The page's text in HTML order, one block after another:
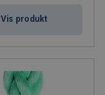
Vis produkt